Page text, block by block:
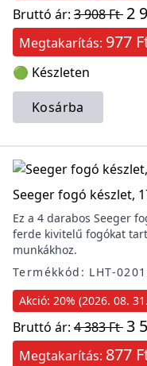
Bruttó ár: 3 908 Ft 2
Megtakarítás: 977
🟢 Készleten
Kosárba
Seeger fogó készlet,
Ez a 4 darabos Seeger
ferde kivitelű fogókat
munkákhoz.
Termékkód: LHT-
Akció: 20% (2026. 08.
Bruttó ár: 4 383 Ft3
Megtakarítás: 877